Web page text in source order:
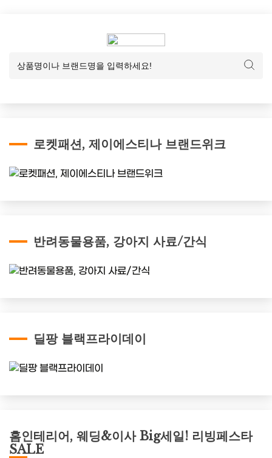
로켓패션, 제이에스티나 브랜드위크
반려동물용품, 강아지 사료/간식
딜팡 블랙프라이데이
홈인테리어, 웨딩&이사 Big세일! 리빙페스타
SALE